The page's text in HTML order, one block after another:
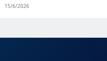
15/6/2026